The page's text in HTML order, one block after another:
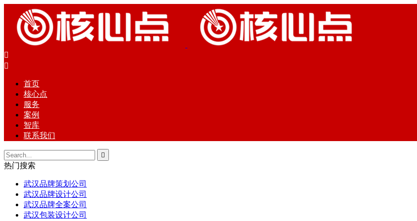


首页
核心点
服务
案例
智库
联系我们

热门搜索
武汉品牌策划公司
武汉品牌设计公司
武汉品牌全案公司
武汉包装设计公司